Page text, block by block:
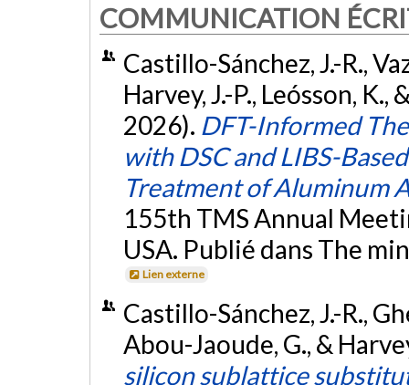
COMMUNICATION
Castillo-Sánchez, J.-R.,
Harvey, J.-P., Leósson,
2026). DFT-Informed
with DSC and LIBS-
Treatment of Aluminum
155th TMS Annual
USA. Publié dans The
Lien externe
Castillo-Sánchez, J.-R.,
Abou-Jaoude, G., &
silicon sublattice